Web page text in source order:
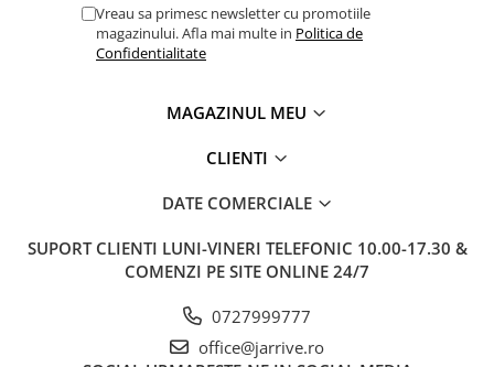
Vreau sa primesc newsletter cu promotiile
magazinului. Afla mai multe in Politica de
Confidentialitate
MAGAZINUL MEU
CLIENTI
DATE COMERCIALE
SUPORT CLIENTI LUNI-VINERI TELEFONIC 10.00-17.30 &
COMENZI PE SITE ONLINE 24/7
0727999777
office@jarrive.ro